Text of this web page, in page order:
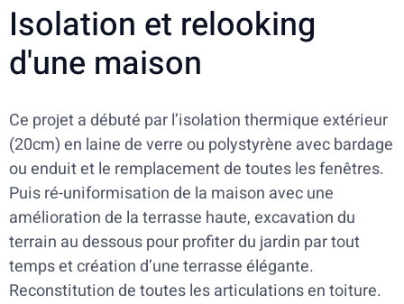
Isolation et relooking
d'une maison
Ce projet a débuté par l’isolation thermique extérieur
(20cm) en laine de verre ou polystyrène avec bardage
ou enduit et le remplacement de toutes les fenêtres.
Puis ré-uniformisation de la maison avec une
amélioration de la terrasse haute, excavation du
terrain au dessous pour profiter du jardin par tout
temps et création d’une terrasse élégante.
Reconstitution de toutes les articulations en toiture.